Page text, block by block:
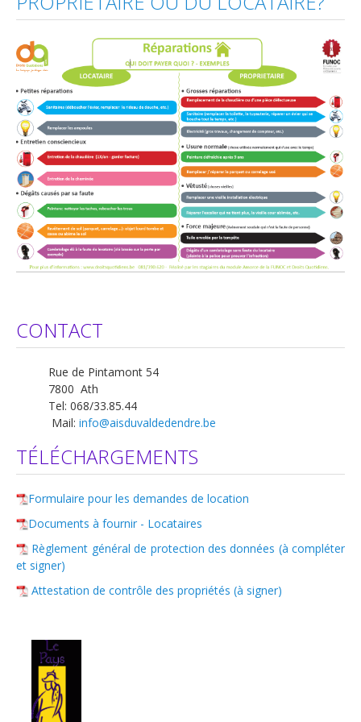
Travaux
Aides et primes
Réparations à charge de ...
Locataires
Conditions d'accès
Inscription et Documents à fournir
Avantages
Attributions
Quand vous devenez locataire...
Bail et Garantie locative
Réparations à charge de ...
Logements
Contact
Heures d'ouverture
Coordonnées
CONTACT
Rue de Pintamont 54
7800 Ath
Tel: 068/33.85.44
Mail: info@aisduvaldedendre.be
TÉLÉCHARGEMENTS
Formulaire pour les demandes de location
Documents à fournir - Locataires
Règlement général de protection des données (à compléter
et signer)
Attestation de contrôle des propriétés (à signer)